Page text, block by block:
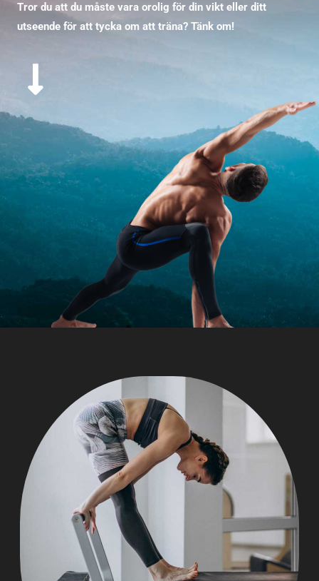
Tror du att du måste vara orolig för din vikt eller ditt
utseende för att tycka om att träna? Tänk om!